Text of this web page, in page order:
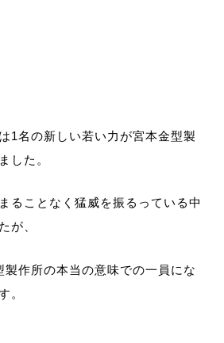
1名の新しい若い力が宮本金型製
した。
ることなく猛威を振るっている中
が、
製作所の本当の意味での一員にな
。